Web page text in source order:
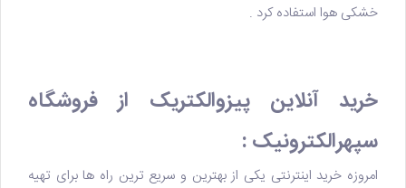
خشکی هوا استفاده کرد .
خرید آنلاین پیزوالکتریک از فروشگاه
سپهرالکترونیک :
امروزه خرید اینترنتی یکی از بهترین و سریع ترین راه ها برای تهیه